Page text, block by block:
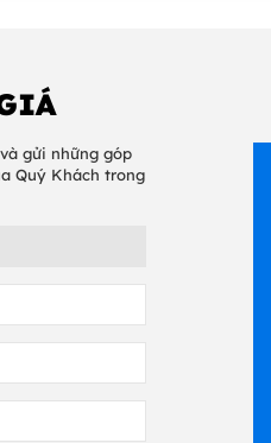
gửi những góp
Quý Khách trong